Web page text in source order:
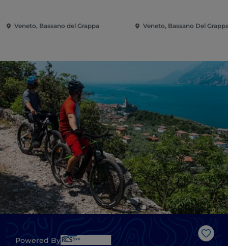
Veneto, Bassano del Grappa Veneto, Bassano Del
Powered By